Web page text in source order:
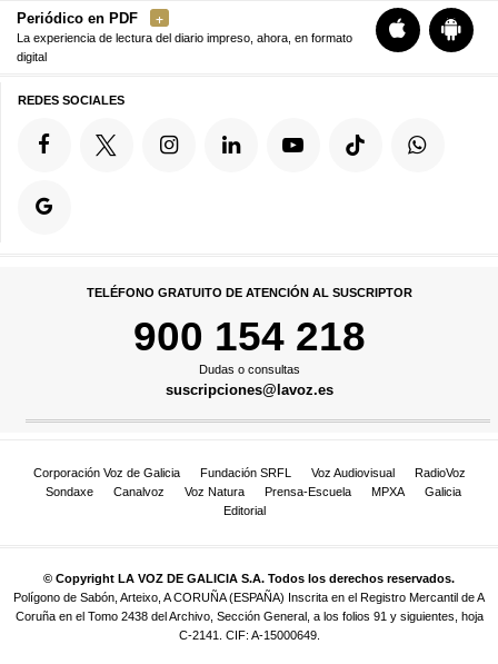
Periódico en PDF
La experiencia de lectura del diario impreso, ahora, en formato
digital
REDES SOCIALES
TELÉFONO GRATUITO DE ATENCIÓN AL SUSCRIPTOR
900 154 218
Dudas o consultas
suscripciones@lavoz.es
Corporación Voz de Galicia Fundación SRFL Voz Audiovisual
RadioVoz
Sondaxe
Canalvoz Voz Natura Prensa-Escuela MPXA
Galicia
Editorial
© Copyright LA VOZ DE GALICIA S.A. Todos los derechos reservados.
Polígono de Sabón, Arteixo, A CORUÑA (ESPAÑA) Inscrita en el Registro Mercantil de A
Coruña en el Tomo 2438 del Archivo, Sección General, a los folios 91 y siguientes, hoja
C-2141. CIF: A-15000649.